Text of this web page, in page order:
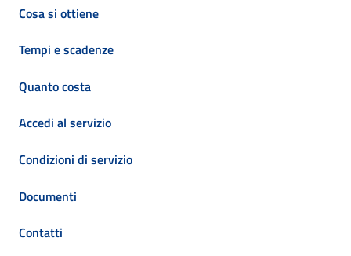
Cosa si ottiene
Tempi e scadenze
Quanto costa
Accedi al servizio
Condizioni di servizio
Documenti
Contatti